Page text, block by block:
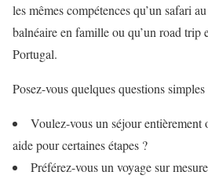
les mêmes compétences qu’un safari
balnéaire en famille ou qu’un road trip
Portugal.
Posez-vous quelques questions simples
Voulez-vous un séjour entièrement
aide pour certaines étapes ?
Préférez-vous un voyage sur